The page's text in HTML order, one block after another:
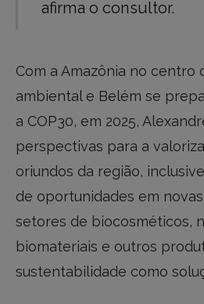
afirma o consultor.
Com a Amazônia no centro
ambiental e Belém se
a COP30, em 2025,
perspectivas para a
oriundos da região,
de oportunidades em
setores de biocosméticos,
biomateriais e outros
sustentabilidade como